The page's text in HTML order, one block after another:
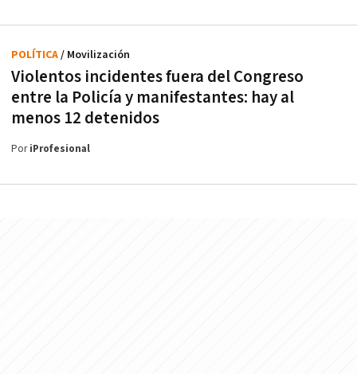
Violentos incidentes fuera del Congreso
entre la Policía y manifestantes: hay al
menos 12 detenidos
POLÍTICA/ Movilización
PoriProfesional